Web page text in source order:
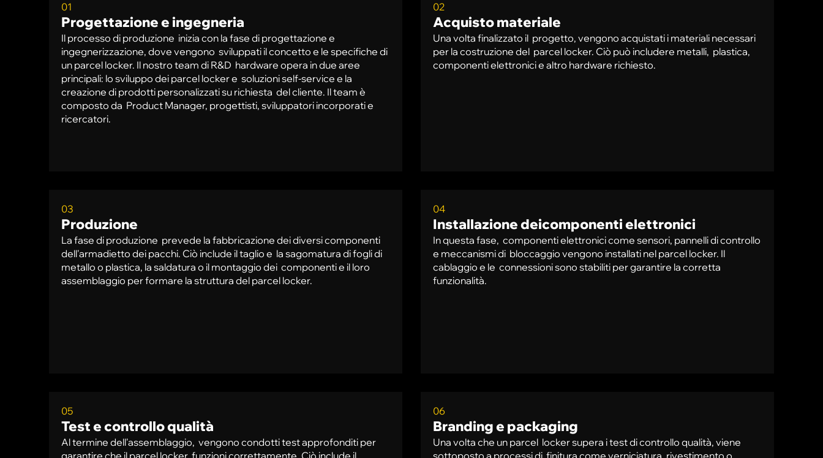
01
Progettazione e ingegneria
Il processo di produzione inizia con la fase di progettazione e
ingegnerizzazione, dove vengono sviluppati il concetto e le specifiche di
un parcel locker. Il nostro team di R&D hardware opera in due aree
principali: lo sviluppo dei parcel locker e soluzioni self-service e la
creazione di prodotti personalizzati su richiesta del cliente. Il team è
composto da Product Manager, progettisti, sviluppatori incorporati e
ricercatori.
02
Acquisto materiale
Una volta finalizzato il progetto, vengono acquistati i materiali necessari
per la costruzione del parcel locker. Ciò può includere metalli, plastica,
componenti elettronici e altro hardware richiesto.
03
Produzione
La fase di produzione prevede la fabbricazione dei diversi componenti
dell'armadietto dei pacchi. Ciò include il taglio e la sagomatura di fogli di
metallo o plastica, la saldatura o il montaggio dei componenti e il loro
assemblaggio per formare la struttura del parcel locker.
04
Installazione deicomponenti elettronici
In questa fase, componenti elettronici come sensori, pannelli di controllo
e meccanismi di bloccaggio vengono installati nel parcel locker. Il
cablaggio e le connessioni sono stabiliti per garantire la corretta
funzionalità.
05
Test e controllo qualità
Al termine dell'assemblaggio, vengono condotti test approfonditi per
06
Branding e packaging
Una volta che un parcel locker supera i test di controllo qualità, viene